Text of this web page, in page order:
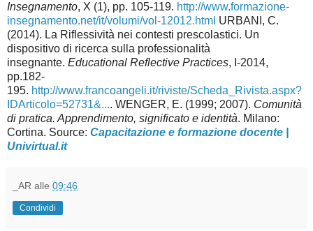
Insegnamento, X (1), pp. 105-119. http://www.formazione-
insegnamento.net/it/volumi/vol-12012.html URBANI, C.
(2014). La Riflessività nei contesti prescolastici. Un
dispositivo di ricerca sulla professionalità
insegnante. Educational Reflective Practices, I-2014,
pp.182-
195. http://www.francoangeli.it/riviste/Scheda_Rivista.aspx?
IDArticolo=52731&.... WENGER, E. (1999; 2007). Comunità
di pratica. Apprendimento, significato e identità. Milano:
Cortina. Source: Capacitazione e formazione docente |
Univirtual.it
_AR alle 09:46
Condividi